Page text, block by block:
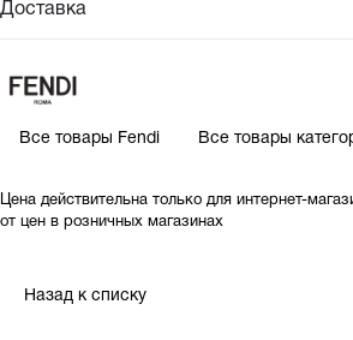
Доставка
Все товары Fendi Все товары
Цена действительна только для интернет-
от цен в розничных магазинах
Назад к списку